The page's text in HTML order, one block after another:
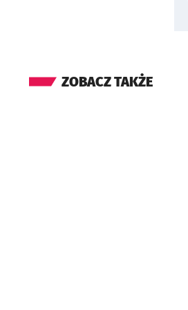
ZOBACZ TAKŻE